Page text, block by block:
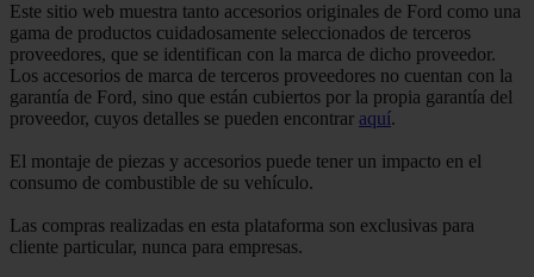
Este sitio web muestra tanto accesorios originales de Ford como una
gama de productos cuidadosamente seleccionados de terceros
proveedores, que se identifican con la marca de dicho proveedor.
Los accesorios de marca de terceros proveedores no cuentan con la
garantía de Ford, sino que están cubiertos por la propia garantía del
proveedor, cuyos detalles se pueden encontrar aquí.
El montaje de piezas y accesorios puede tener un impacto en el
consumo de combustible de su vehículo.
Las compras realizadas en esta plataforma son exclusivas para
cliente particular, nunca para empresas.